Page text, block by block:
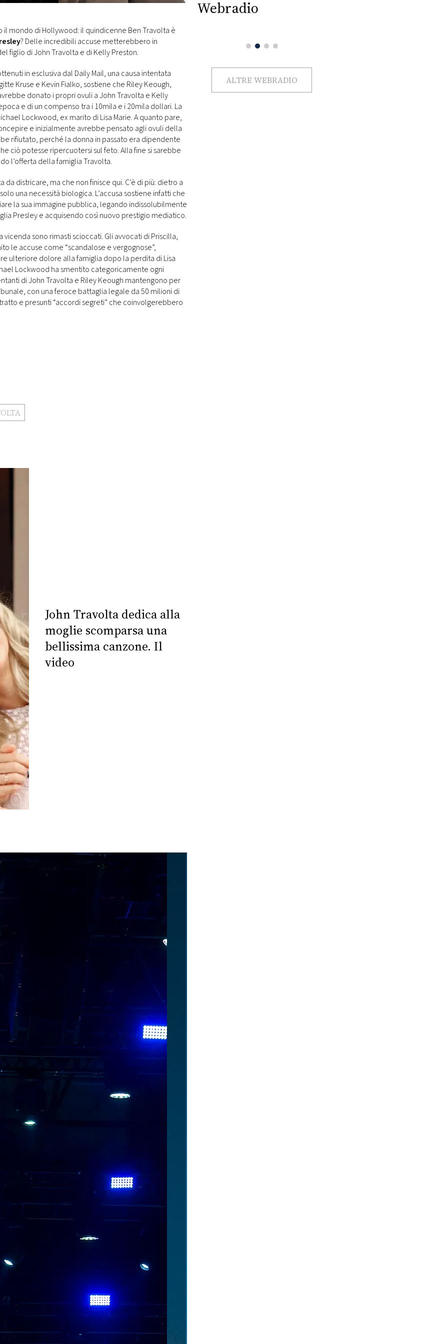
il mondo di Hollywood: il quindicenne Ben Travolta è
? Delle incredibili accuse metterebbero in
figlio di John Travolta e di Kelly Preston.
in esclusiva dal Daily Mail, una causa intentata
Kruse e Kevin Fialko, sostiene che Riley Keough,
donato i propri ovuli a John Travolta e Kelly
e di un compenso tra i 10mila e i 20mila dollari. La
Lockwood, ex marito di Lisa Marie. A quanto pare,
e inizialmente avrebbe pensato agli ovuli della
rifiutato, perché la donna in passato era dipendente
ciò potesse ripercuotersi sul feto. Alla fine si sarebbe
l’offerta della famiglia Travolta.
districare, ma che non finisce qui. C’è di più: dietro a
una necessità biologica. L’accusa sostiene infatti che
la sua immagine pubblica, legando indissolubilmente
Presley e acquisendo così nuovo prestigio mediatico.
vicenda sono rimasti scioccati. Gli avvocati di Priscilla,
le accuse come “scandalose e vergognose”,
ulteriore dolore alla famiglia dopo la perdita di Lisa
Lockwood ha smentito categoricamente ogni
di John Travolta e Riley Keough mantengono per
con una feroce battaglia legale da 50 milioni di
e presunti “accordi segreti” che coinvolgerebbero
John Travolta dedica alla
moglie scomparsa una
bellissima canzone. Il
video
Webradio
ALTRE WEBRADIO